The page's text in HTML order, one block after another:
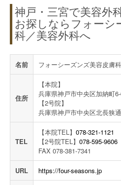
神戸・三宮で美容外
お探しならフォーシ
科／美容外科へ
名前 フォーシーズンズ美容皮膚
住所
【本院】
兵庫県神戸市中央区加納町
【2号院】
兵庫県神戸市中央区北長狭
TEL
【本院TEL】 078-321-1121
【2号院TEL】 078-595-9606
FAX 078-381-7341
URL https://four-seasons.jp